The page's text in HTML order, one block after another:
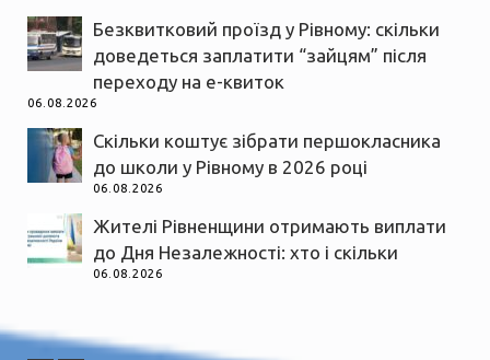
Безквитковий проїзд у Рівному: скільки
доведеться заплатити “зайцям” після
переходу на е-квиток
06.08.2026
Скільки коштує зібрати першокласника
до школи у Рівному в 2026 році
06.08.2026
Жителі Рівненщини отримають виплати
до Дня Незалежності: хто і скільки
06.08.2026